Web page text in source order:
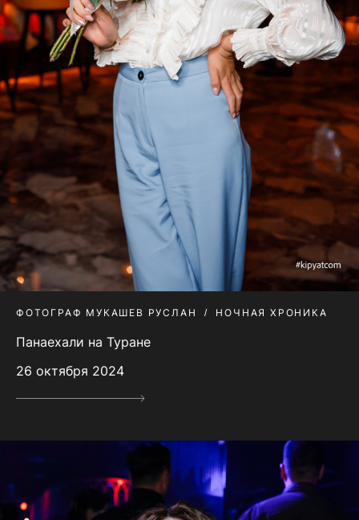
ФОТОГРАФ МУКАШЕВ РУСЛАН НОЧНАЯ ХРОНИКА
Панаехали на Туране
26 октября 2024